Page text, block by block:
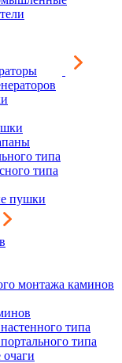
типа
типа
пушки
монтажа каминов
типа
типа